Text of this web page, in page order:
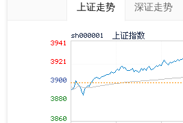
上证走势 深证走势